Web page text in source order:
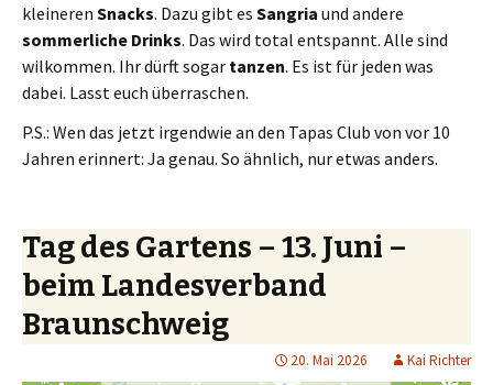
kleineren Snacks. Dazu gibt es Sangria und andere
sommerliche Drinks. Das wird total entspannt. Alle sind
wilkommen. Ihr dürft sogar tanzen. Es ist für jeden was
dabei. Lasst euch überraschen.
P.S.: Wen das jetzt irgendwie an den Tapas Club von vor 10
Jahren erinnert: Ja genau. So ähnlich, nur etwas anders.
Tag des Gartens – 13. Juni –
beim Landesverband
Braunschweig
20. Mai 2026 Kai Richter